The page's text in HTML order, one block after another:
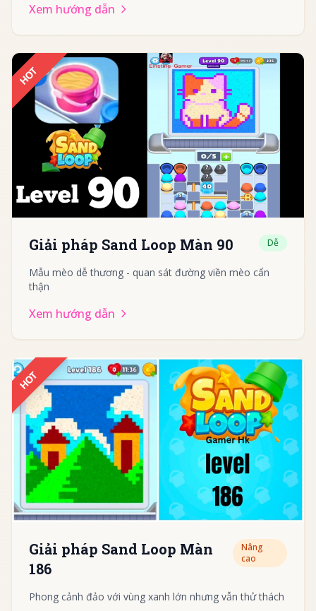
Xem hướng dẫn
HOT
Giải pháp Sand Loop Màn 90 Dễ
Mẫu mèo dễ thương - quan sát đường viền mèo cẩn
thận
Xem hướng dẫn
HOT
Giải pháp Sand Loop Màn
186
Nâng
cao
Phong cảnh đảo với vùng xanh lớn nhưng vẫn thử thách